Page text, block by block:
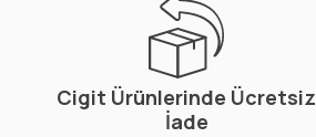
Cigit Ürünlerinde Ücretsiz
İade